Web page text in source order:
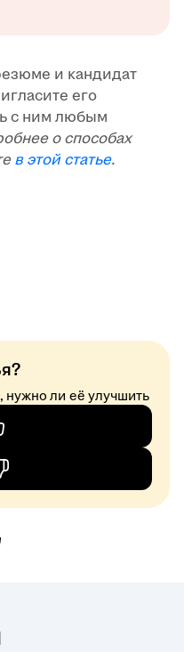
и кандидат
его
с ним любым
о способах
в этой статье.
нужно ли её улучшить